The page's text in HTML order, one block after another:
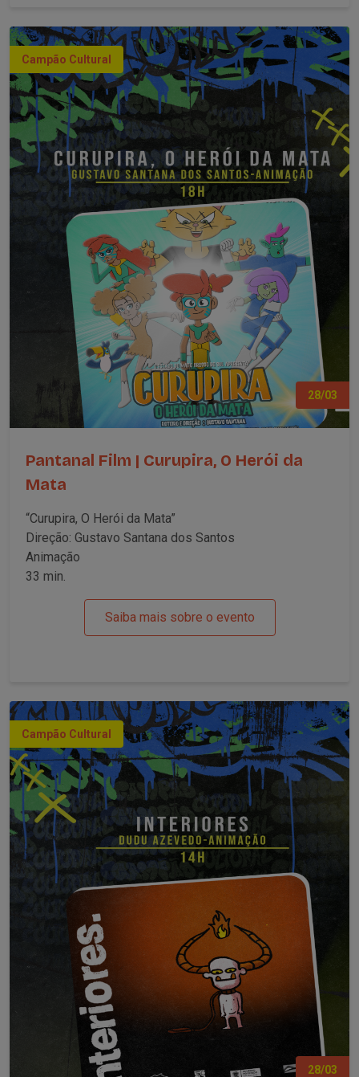
Campão Cultural
28/03
Pantanal Film | Curupira, O Herói da
Mata
“Curupira, O Herói da Mata”
Direção: Gustavo Santana dos Santos
Animação
33 min.
Saiba mais sobre o evento
Campão Cultural
28/03